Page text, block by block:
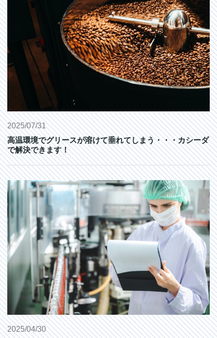
2025/07/31
高温環境でグリースが溶けて垂れてしまう・・・カシーダ
で解決できます！
2025/04/30